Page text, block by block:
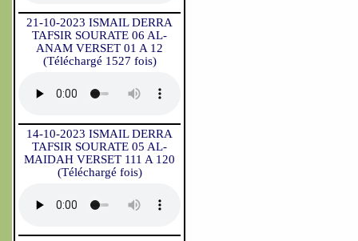
21-10-2023 ISMAIL DERRA
TAFSIR SOURATE 06 AL-
ANAM VERSET 01 A 12
(Téléchargé 1527 fois)
14-10-2023 ISMAIL DERRA
TAFSIR SOURATE 05 AL-
MAIDAH VERSET 111 A 120
(Téléchargé fois)